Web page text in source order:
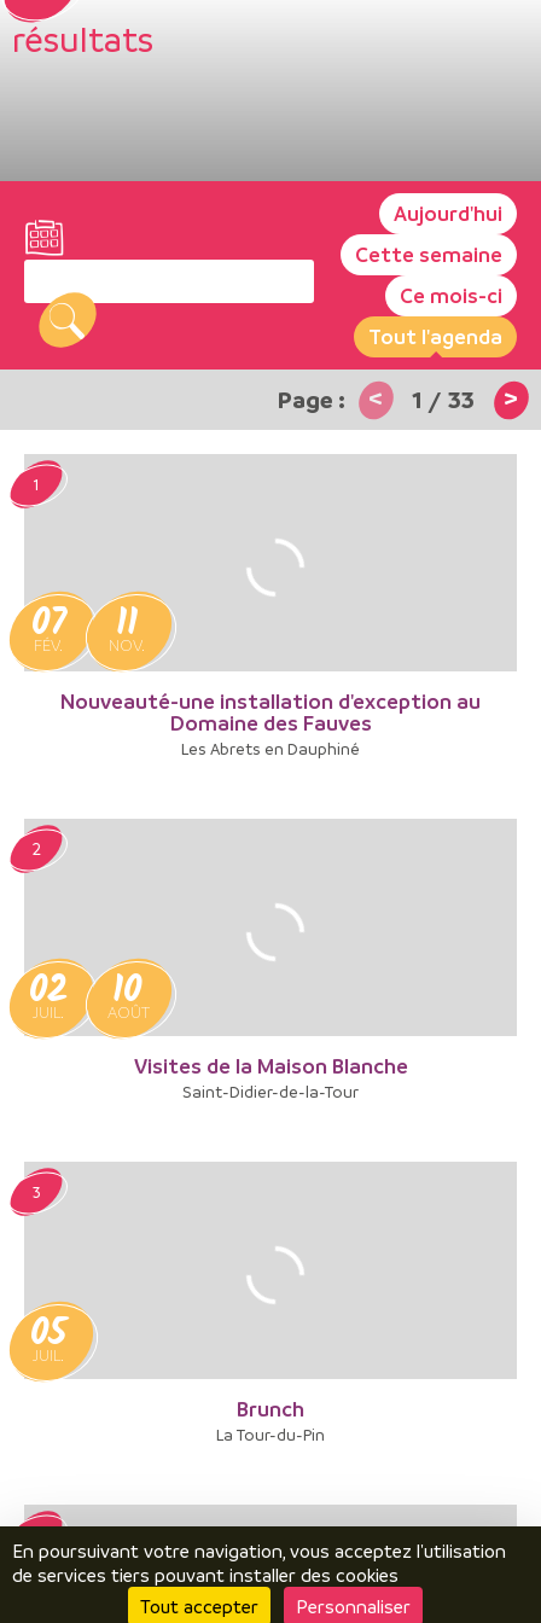
résultats
Aujourd'hui
Cette semaine
Ce mois-ci
Tout l'agenda
< 1 / 33 >
Nouveauté-une installation d'exception au
Domaine des Fauves
Les Abrets en Dauphiné
07
FÉV. 11
NOV.
1
Visites de la Maison Blanche
Saint-Didier-de-la-Tour
02
JUIL. 10
AOÛT
2
Brunch
La Tour-du-Pin
05
JUIL.
3
En poursuivant votre navigation, vous acceptez l'utilisation
de services tiers pouvant installer des cookies
Tout accepter
Personnaliser